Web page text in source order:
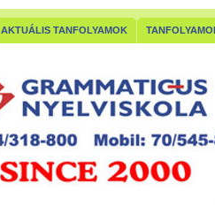
AKTUÁLIS TANFOLYAMOK